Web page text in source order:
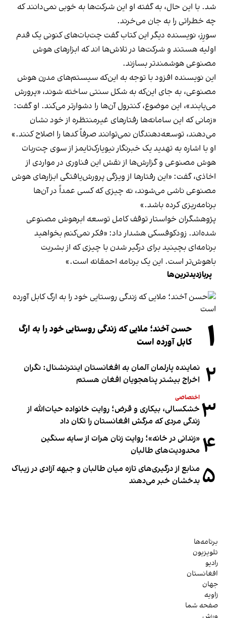
شد. با این حال، به گفته او این شرکت‌ها به خوبی نمی‌دانند که
چه خطراتی را به جان می‌خرند.
سورِز، نویسنده دیگر این کتاب گفت چت‌بات‌های کنونی یک قدم
اولیه هستند و شرکت‌ها در تلاش‌ها اند که ابزارهای هوش
مصنوعی هوشمندتر بسازند.
این نویسنده افزود با توجه به این‌که سیستم‌های مدرن هوش
مصنوعی، به جای‌ این‌که به شکل سنتی ساخته شوند، «پرورش
می‌یابند»، این موضوع، کنترول آن‌ها را دشوارتر می‌کند. او گفت:
«زمانی که این سامانه‌ها رفتارهای غیرمنتظره از خود نشان
می‌دهند، توسعه‌دهندگان نمی‌توانند صرفاً کدها را اصلاح کنند.»
او با اشاره به تهدید یک خبرنگار نیویارک‌تایمز از سوی چت‌ربات
هوش مصنوعی و گزارش‌ها از نقش این فناوری در مواردی از
اخاذی، گفت:‌ «این رفتارها از ویژگی پرورش‌یافتگی ابزارهای هوش
مصنوعی ناشی می‌شوند، نه چیزی که کسی عمداً در آن‌ها
برنامه‌ریزی کرده باشد.»
پژوهشگران خواستار توقف کامل توسعه ابرهوش مصنوعی
شده‌اند. زودکوفسکی هشدار داد: «فکر نمی‌کنم بخواهید
برنامه‌ای بچینید برای درگیر شدن با چیزی که از بشریت
باهوش‌تر است. این یک برنامه احمقانه است.»
پربازدیدترین‌ها
۱
حسن آخند؛ ملایی که زندگی روستایی خود را به ارگ
کابل آورده است
۲ نماینده پارلمان آلمان به افغانستان اینترنشنال: نگران
اخراج بیشتر پناهجویان افغان هستم
۳ اختصاصی
خشکسالی، بیکاری و قرض؛ روایت خانواده حیات‌الله از
زندگی مردی که مرگش افغانستان را تکان داد
۴ «زندانی در خانه»؛ روایت زنان هرات از سایه سنگین
محدودیت‌های طالبان
۵ منابع از درگیری‌های تازه میان طالبان و جبهه آزادی در زیباک
بدخشان خبر می‌دهند
برنامه‌ها
تلویزیون
رادیو
افغانستان
جهان
زاویه
صفحه شما